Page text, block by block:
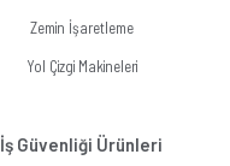
Zemin İşaretleme
Yol Çizgi Makineleri
İş Güvenliği Ürünleri